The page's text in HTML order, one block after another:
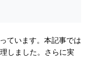
ています。本記事では
しました。さらに実